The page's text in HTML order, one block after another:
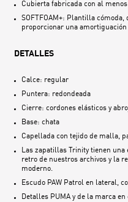
Cubierta fabricada con al
SOFTFOAM+: Plantilla
proporcionar una amortiguación
DETALLES
Calce: regular
Puntera: redondeada
Cierre: cordones elásticos y
Base: chata
Capellada con tejido de malla,
Las zapatillas Trinity tienen
retro de nuestros archivos y la
moderno.
Escudo PAW Patrol en lateral,
Detalles PUMA y de la marca en